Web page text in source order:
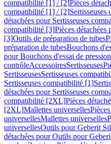
compatibilité [1] / [2]Pièces
compatibilité [1] / [2]
détachées pour Sertisseuses
compatibilité [3]Pièces détachées
[3]Outils de préparation de tubes
préparation de tubesBouchons
pour Bouchons d'essai de pression
contrôleAccessoiresSertisseuses
SertisseusesSertisseuses
Sertisseuses compatibilité [1]
détachées pour Sertisseuses
compatibilité [2XL]Pièces
[2XL]Mallettes universelles
universellesMallettes universelles
universellesOutils pour Geberit
détachées pour Outils pour